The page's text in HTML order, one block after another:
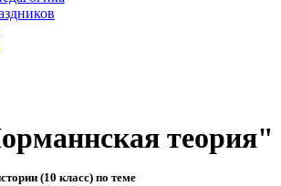
теория"
(10 класс) по теме